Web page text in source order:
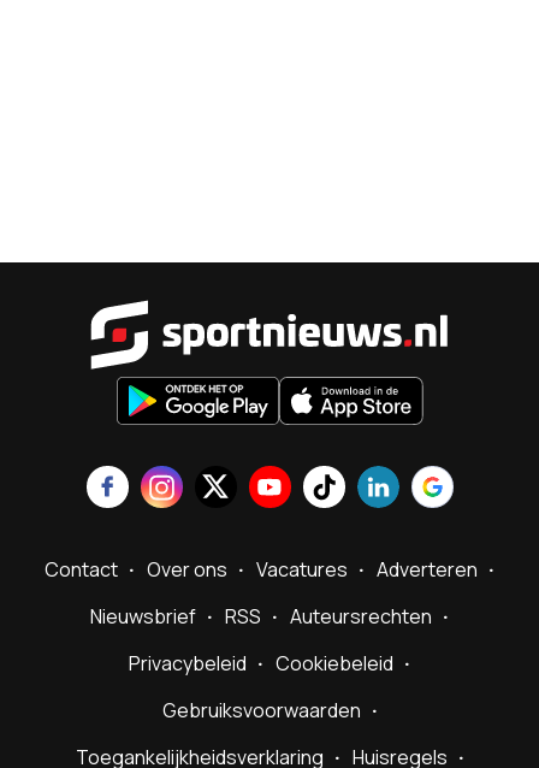
Contact Over ons Vacatures
Adverteren
Nieuwsbrief
RSS
Auteursrechten
Privacybeleid
Cookiebeleid
Gebruiksvoorwaarden
Toegankelijkheidsverklaring
Huisregels